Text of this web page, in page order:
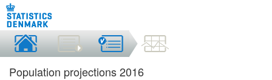
Population projections 2016